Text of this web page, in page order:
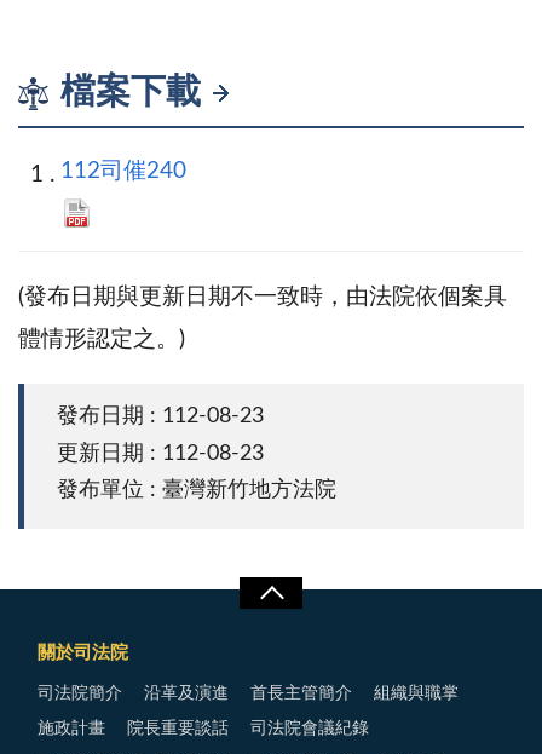
檔案下載
112司催240
(發布日期與更新日期不一致時，由法院依個案具
體情形認定之。)
發布日期 : 112-08-23
更新日期 : 112-08-23
發布單位 : 臺灣新竹地方法院
關於司法院
司法院簡介 沿革及演進 首長主管簡介 組織與職掌
施政計畫 院長重要談話 司法院會議紀錄